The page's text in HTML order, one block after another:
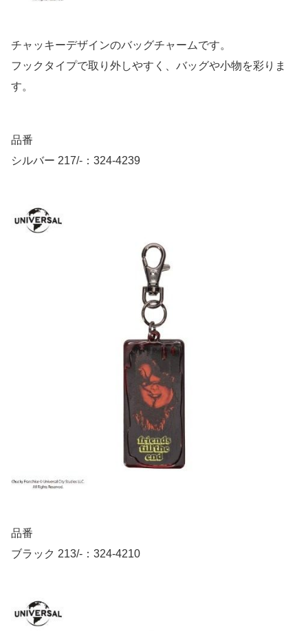
チャッキーデザインのバッグチャームです。
フックタイプで取り外しやすく、バッグや小物を彩りま
す。
品番
シルバー 217/-：324-4239
品番
ブラック 213/-：324-4210